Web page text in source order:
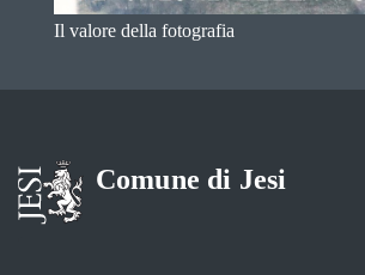
Il valore della fotografia
Comune di Jesi